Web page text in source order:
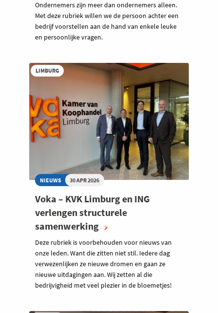
Ondernemers zijn meer dan ondernemers alleen.
Met deze rubriek willen we de persoon achter een
bedrijf voorstellen aan de hand van enkele leuke
en persoonlijke vragen.
LIMBURG
NIEUWS 30 APR 2026
Voka – KVK Limburg en ING
verlengen structurele
samenwerking
Deze rubriek is voorbehouden voor nieuws van
onze leden. Want die zitten niet stil. Iedere dag
verwezenlijken ze nieuwe dromen en gaan ze
nieuwe uitdagingen aan. Wij zetten al die
bedrijvigheid met veel plezier in de bloemetjes!